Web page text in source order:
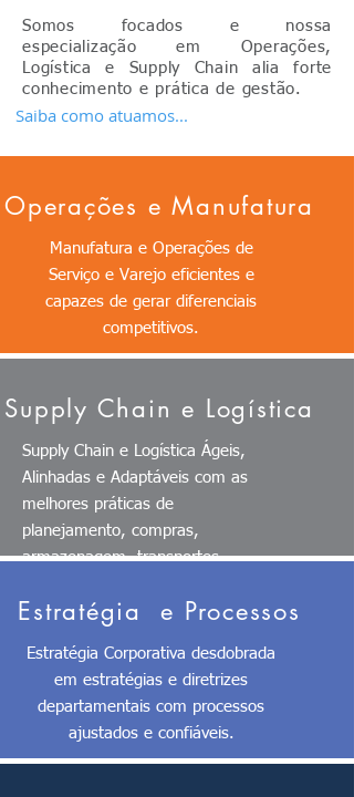
Somos focados e nossa
especialização em Operações,
Logística e Supply Chain alia forte
conhecimento e prática de gestão.
Saiba como atuamos...
Operações e Manufatura
Manufatura e Operações de
Serviço e Varejo eficientes e
capazes de gerar diferenciais
competitivos.
Supply Chain e Logística
Supply Chain e Logística Ágeis,
Alinhadas e Adaptáveis com as
melhores práticas de
planejamento, compras,
armazenagem, transportes.
Estratégia e Processos
Estratégia Corporativa desdobrada
em estratégias e diretrizes
departamentais com processos
ajustados e confiáveis.